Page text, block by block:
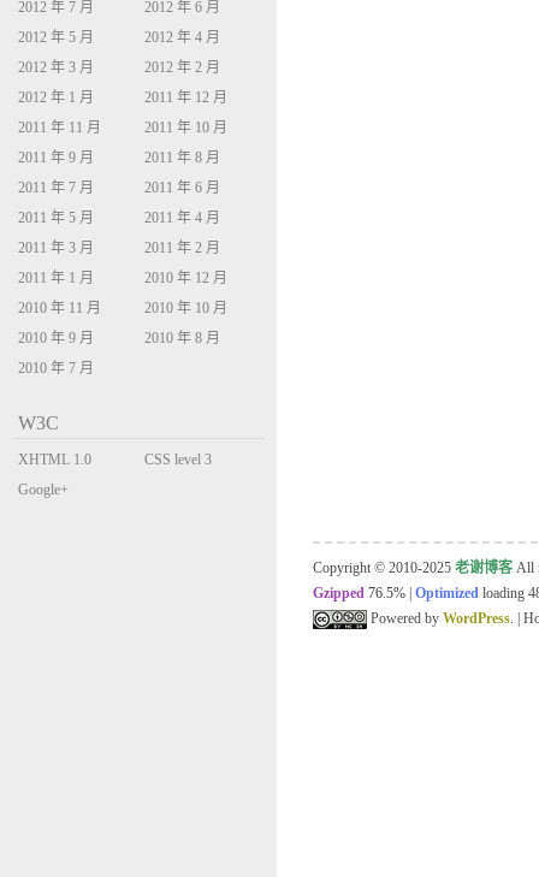
2012 年 7 月
2012 年 6 月
2012 年 5 月
2012 年 4 月
2012 年 3 月
2012 年 2 月
2012 年 1 月
2011 年 12 月
2011 年 11 月
2011 年 10 月
2011 年 9 月
2011 年 8 月
2011 年 7 月
2011 年 6 月
2011 年 5 月
2011 年 4 月
2011 年 3 月
2011 年 2 月
2011 年 1 月
2010 年 12 月
2010 年 11 月
2010 年 10 月
2010 年 9 月
2010 年 8 月
2010 年 7 月
W3C
XHTML 1.0
Transitional
CSS level 3
Google+
Copyright © 2010-2025 老谢博客 All
Gzipped 76.5% Optimized loading
Powered by WordPress. |